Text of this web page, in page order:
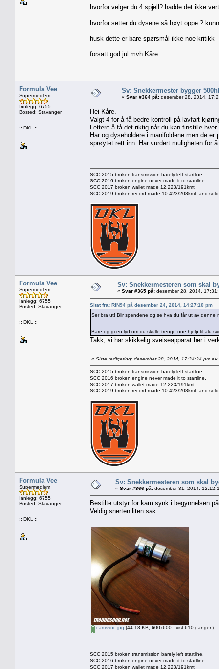
hvorfor velger du 4 spjell? hadde det ikke
hvorfor setter du dysene så høyt oppe ?
husk dette er bare spørsmål ikke noe kritikk
forsatt god jul mvh Kåre
Formula Vee
Supermedlem
Innlegg: 6755
Bosted: Stavanger
:: DKL ::
Sv: Snekkermester bygger
« Svar #364 på: desember 28, 2014,
Hei Kåre.
Valgt 4 for å få bedre kontroll på lavfart
Lettere å få det riktig når du kan finstille hver
Har og dyseholdere i manifoldene men de
sprøytet rett inn. Har vurdert muligheten for
SCC 2015 broken transmission barely left startline.
SCC 2016 broken engine never made it to startline.
SCC 2017 broken wallet made 12.223/191kmt
SCC 2019 broken record made 10.423/208kmt -and
Formula Vee
Supermedlem
Innlegg: 6755
Bosted: Stavanger
:: DKL ::
Sv: Snekkermesteren som skal
« Svar #365 på: desember 28, 2014,
Sitat fra: RIN94 på desember 24, 2014, 14:27:10 pm
Ser bra ut! Blir spendene og se hva du får ut av denne
Bare og gi en lyd om du skulle trenge noe hjelp til alu
Takk, vi har skikkelig sveiseapparat her i
« Siste redigering: desember 28, 2014, 17:34:24 pm av
SCC 2015 broken transmission barely left startline.
SCC 2016 broken engine never made it to startline.
SCC 2017 broken wallet made 12.223/191kmt
SCC 2019 broken record made 10.423/208kmt -and
Formula Vee
Supermedlem
Innlegg: 6755
Bosted: Stavanger
:: DKL ::
Sv: Snekkermesteren som skal
« Svar #366 på: desember 31, 2014,
Bestilte utstyr for kam synk i begynnelsen
Veldig snerten liten sak..
camsync.jpg (44.18 KB, 600x600 - vist 610 ganger.)
SCC 2015 broken transmission barely left startline.
SCC 2016 broken engine never made it to startline.
SCC 2017 broken wallet made 12.223/191kmt